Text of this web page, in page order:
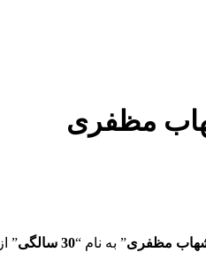
مظفری
مظفری” به نام “30 سالگی ” از